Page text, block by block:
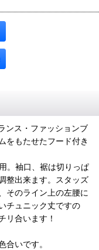
ンス・ファッションブ
をもたせたフード付き
。袖口、裾は切りっぱ
整出来ます。スタッズ
そのライン上の左腰に
チュニック丈ですの
リ合います！
合いです。